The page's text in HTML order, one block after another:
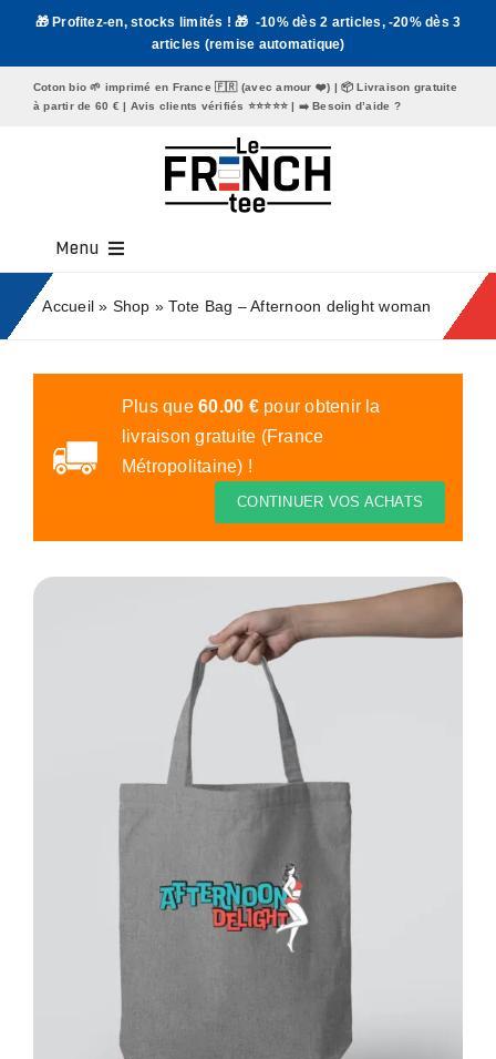
Passer🎁 Profitez-en, stocks limités ! 🎁 -10% dès 2 articles, -20% dès 3
articles (remise automatique)
Coton bio 🌱 imprimé en France 🇫🇷 (avec amour ❤️) | 📦 Livraison gratuite
à partir de 60 € | Avis clients vérifiés ⭐️⭐️⭐️⭐️⭐️ | ➡️Besoin d’aide ?
Menu
Tee Shirt Homme
Tote Bags
Accueil » Shop »Tote Bag – Afternoon delight woman
Plus que60.00 €pour obtenir la
livraison gratuite (France
Métropolitaine) !
CONTINUER VOS ACHATS